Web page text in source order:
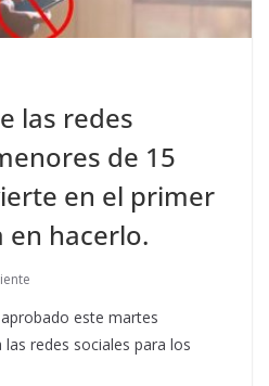
las redes
de 15
en el primer
en hacerlo.
este martes
redes sociales para los